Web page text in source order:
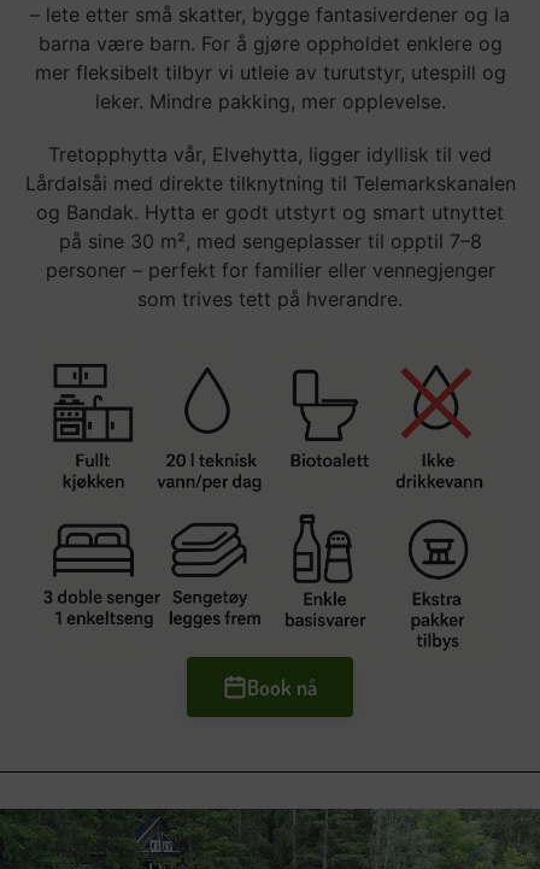
– lete etter små skatter, bygge fantasiverdener og la
barna være barn. For å gjøre oppholdet enklere og
mer fleksibelt tilbyr vi utleie av turutstyr, utespill og
leker. Mindre pakking, mer opplevelse.
Tretopphytta vår, Elvehytta, ligger idyllisk til ved
Lårdalsåi med direkte tilknytning til Telemarkskanalen
og Bandak. Hytta er godt utstyrt og smart utnyttet
på sine 30 m², med sengeplasser til opptil 7–8
personer – perfekt for familier eller vennegjenger
som trives tett på hverandre.
Book nå